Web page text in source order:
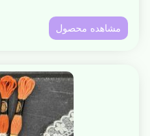
مشاهده محصول